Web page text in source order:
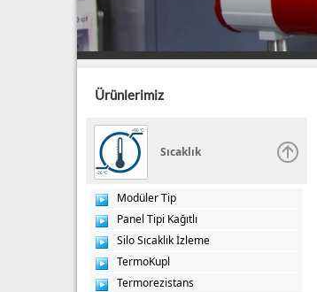
Ürünlerimiz
Sıcaklık
Modüler Tip
Panel Tipi Kağıtlı
Silo Sıcaklık İzleme
TermoKupl
Termorezistans